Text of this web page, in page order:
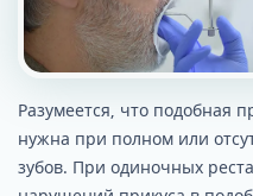
Разумеется, что подобная
нужна при полном или
зубов. При одиночных